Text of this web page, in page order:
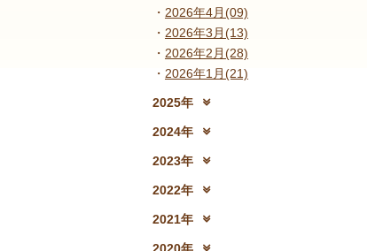
2026年4月(09)
2026年3月(13)
2026年2月(28)
2026年1月(21)
2025年
2025年12月(15)
2024年
2024年12月(18)
2023年
2023年12月(19)
2022年
2022年12月(13)
2021年
2021年12月(08)